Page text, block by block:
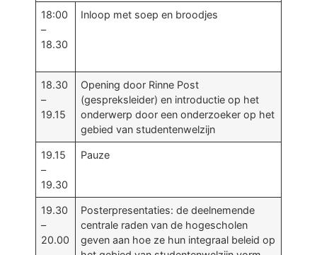
18:00
–
18.30
Inloop met soep en broodjes
18.30
–
19.15
Opening door Rinne Post
(gespreksleider) en introductie op het
onderwerp door een onderzoeker op het
gebied van studentenwelzijn
19.15
–
19.30
Pauze
19.30
–
20.00
Posterpresentaties: de deelnemende
centrale raden van de hogescholen
geven aan hoe ze hun integraal beleid op